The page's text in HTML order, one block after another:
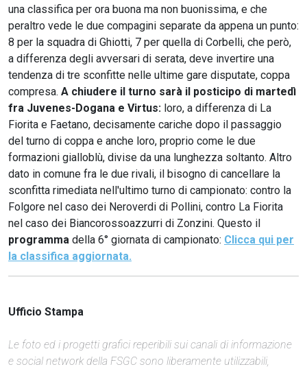
una classifica per ora buona ma non buonissima, e che
peraltro vede le due compagini separate da appena un punto:
8 per la squadra di Ghiotti, 7 per quella di Corbelli, che però,
a differenza degli avversari di serata, deve invertire una
tendenza di tre sconfitte nelle ultime gare disputate, coppa
compresa. A chiudere il turno sarà il posticipo di martedì
fra Juvenes-Dogana e Virtus: loro, a differenza di La
Fiorita e Faetano, decisamente cariche dopo il passaggio
del turno di coppa e anche loro, proprio come le due
formazioni gialloblù, divise da una lunghezza soltanto. Altro
dato in comune fra le due rivali, il bisogno di cancellare la
sconfitta rimediata nell'ultimo turno di campionato: contro la
Folgore nel caso dei Neroverdi di Pollini, contro La Fiorita
nel caso dei Biancorossoazzurri di Zonzini. Questo il
programma della 6° giornata di campionato: Clicca qui per
la classifica aggiornata.
Ufficio Stampa
Le foto ed i progetti grafici reperibili sui canali di informazione
e social network della FSGC sono liberamente utilizzabili,